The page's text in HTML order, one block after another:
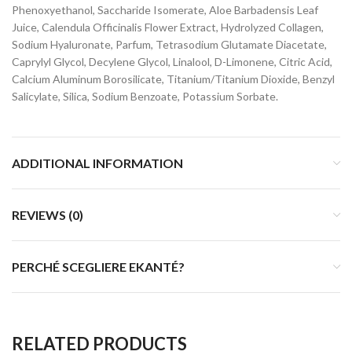
Phenoxyethanol, Saccharide Isomerate, Aloe Barbadensis Leaf
Juice, Calendula Officinalis Flower Extract, Hydrolyzed Collagen,
Sodium Hyaluronate, Parfum, Tetrasodium Glutamate Diacetate,
Caprylyl Glycol, Decylene Glycol, Linalool, D-Limonene, Citric Acid,
Calcium Aluminum Borosilicate, Titanium/Titanium Dioxide, Benzyl
Salicylate, Silica, Sodium Benzoate, Potassium Sorbate.
ADDITIONAL INFORMATION
REVIEWS (0)
PERCHÉ SCEGLIERE EKANTÉ?
RELATED PRODUCTS